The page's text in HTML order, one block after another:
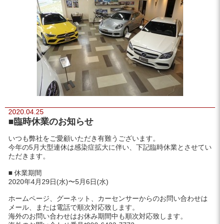
2020.04.25
■臨時休業のお知らせ
いつも弊社をご愛顧いただき有難うございます。
今年の5月大型連休は感染症拡大に伴い、下記臨時休業とさせてい
ただきます。
■ 休業期間
2020年4月29日(水)〜5月6日(水)
ホームページ、グーネット、カーセンサーからのお問い合わせは
メール、または電話で順次対応致します。
海外のお問い合わせはお休み期間中も順次対応致します。